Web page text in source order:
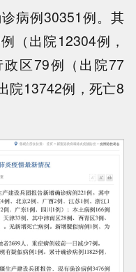
病例30351例。其
（出院12304例，
区79例（出院77
院13742例，死亡8